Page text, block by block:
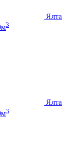
Ялта
3
Ялта
3